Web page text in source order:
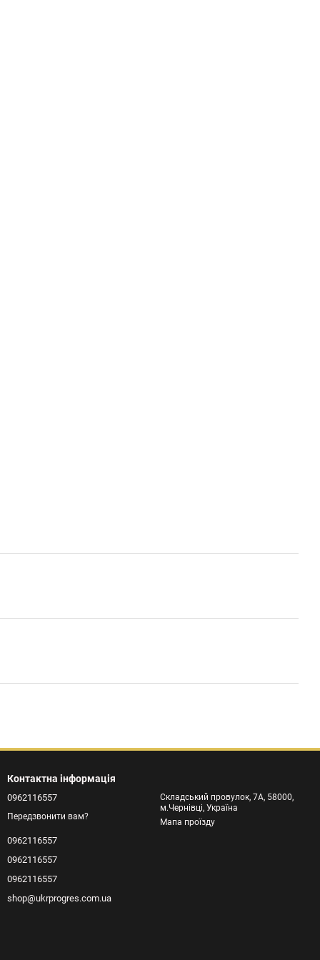
Контактна інформація
0962116557
Передзвонити вам?
0962116557
0962116557
0962116557
shop@ukrprogres.com.ua
Складський провулок, 7А, 58000,
м.Чернівці, Україна
Мапа проїзду